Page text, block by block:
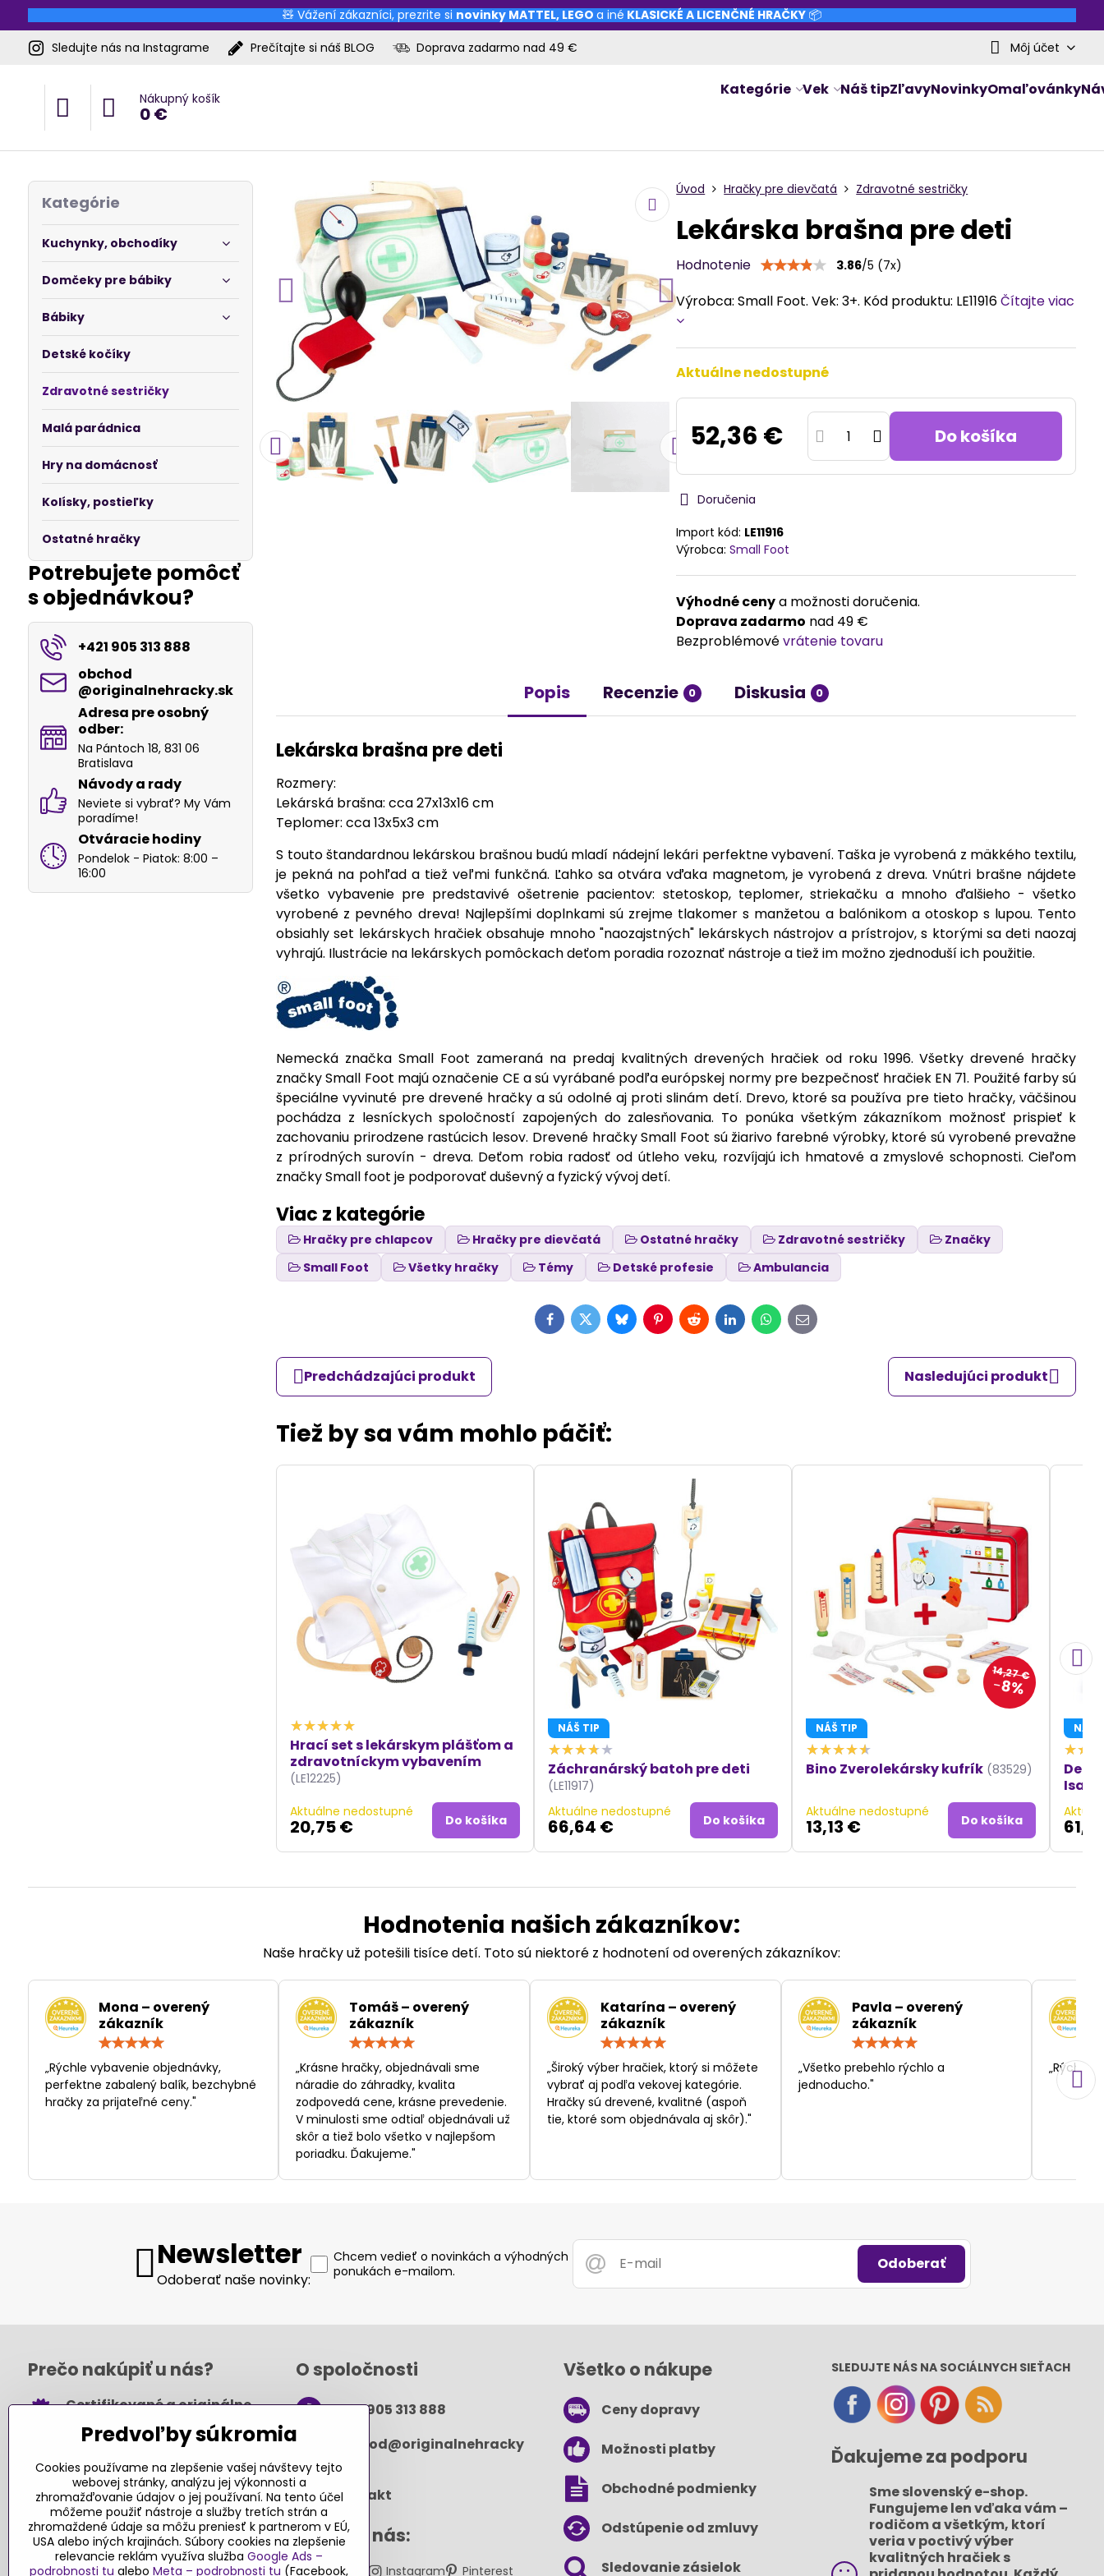
🧸 Vážení zákazníci, prezrite si novinky MATTEL, LEGO a iné KLASICKÉ A LICENČNÉ HRAČKY📦
Sledujte nás na Instagrame
Prečítajte si náš BLOG Doprava zadarmo nad 49 € Môj účet
Nákupný košík
0 €
Kategórie Vek Náš tipZľavyNovinkyOmaľovánky
Úvod Hračky pre dievčatá Zdravotné sestričky
Lekárska brašna pre deti
Hodnotenie 3.86/5 (7x)
Výrobca: Small Foot. Vek: 3+. Kód produktu: LE11916Čítajte viac
Aktuálne nedostupné
52,36 € Do košíka
Doručenia
Import kód: LE11916
Výrobca:Small Foot
Výhodné cenya možnosti doručenia.
Doprava zadarmo nad 49 €
Bezproblémovévrátenie tovaru
Popis Recenzie 0 Diskusia 0
Lekárska brašna pre deti
Rozmery:
Lekárská brašna: cca 27x13x16 cm
Teplomer: cca 13x5x3 cm
S touto štandardnou lekárskou brašnou budú mladí nádejní lekári perfektne vybavení. Taška je vyrobená z mäkkého textilu,
je pekná na pohľad a tiež veľmi funkčná. Ľahko sa otvára vďaka magnetom, je vyrobená z dreva. Vnútri brašne nájdete
všetko vybavenie pre predstavivé ošetrenie pacientov: stetoskop, teplomer, striekačku a mnoho ďalšieho - všetko
vyrobené z pevného dreva! Najlepšími doplnkami sú zrejme tlakomer s manžetou a balónikom a otoskop s lupou. Tento
obsiahly set lekárskych hračiek obsahuje mnoho "naozajstných" lekárskych nástrojov a prístrojov, s ktorými sa deti naozaj
vyhrajú. Ilustrácie na lekárskych pomôckach deťom poradia rozoznať nástroje a tiež im možno zjednoduší ich použitie.
Nemecká značka Small Foot zameraná na predaj kvalitných drevených hračiek od roku 1996. Všetky drevené hračky
značky Small Foot majú označenie CE a sú vyrábané podľa európskej normy pre bezpečnosť hračiek EN 71. Použité farby sú
špeciálne vyvinuté pre drevené hračky a sú odolné aj proti slinám detí. Drevo, ktoré sa používa pre tieto hračky, väčšinou
pochádza z lesníckych spoločností zapojených do zalesňovania. To ponúka všetkým zákazníkom možnosť prispieť k
zachovaniu prirodzene rastúcich lesov. Drevené hračky Small Foot sú žiarivo farebné výrobky, ktoré sú vyrobené prevažne
z prírodných surovín - dreva. Deťom robia radosť od útleho veku, rozvíjajú ich hmatové a zmyslové schopnosti. Cieľom
značky Small foot je podporovať duševný a fyzický vývoj detí.
Viac z kategórie
Hračky pre chlapcov Hračky pre dievčatá Ostatné hračky Zdravotné sestričky
Značky
Small Foot
Všetky hračky Témy Detské profesie Ambulancia
Facebook
TwitterBlueskyPinterest
RedditLinkedInWhatsApp
E-
mail
Predchádzajúci produkt Nasledujúci produkt
Tiež by sa vám mohlo páčiť:
Hrací set s lekárskym plášťom a
zdravotníckym vybavením
(LE12225)
Aktuálne nedostupné
20,75 € Do košíka
NÁŠ TIP
Záchranárský batoh pre deti
(LE11917)
Aktuálne nedostupné
66,64 € Do košíka
14,27 €
8%
NÁŠ TIP
Bino Zverolekársky kufrík (83529)
Aktuálne nedostupné
13,13 € Do košíka
NÁŠ
Kategórie
Kuchynky, obchodíky
Domčeky pre bábiky
Bábiky
Detské kočíky
Zdravotné sestričky
Malá parádnica
Hry na domácnosť
Kolísky, postieľky
Ostatné hračky
Potrebujete pomôcť
s objednávkou?
+421 905 313 888
obchod​
@originalnehracky​.sk
Adresa pre osobný
odber:
Na Pántoch 18, 831 06
Bratislava
Návody a rady
Neviete si vybrať? My Vám
poradíme!
Otváracie hodiny
Pondelok - Piatok: 8:00 –
16:00
Hodnotenia našich zákazníkov:
Naše hračky už potešili tisíce detí. Toto sú niektoré z hodnotení od overených zákazníkov:
Mona – overený
zákazník
/
5
„Rýchle vybavenie objednávky,
perfektne zabalený balík, bezchybné
hračky za prijateľné ceny."
Tomáš – overený
zákazník
/
„Krásne hračky, objednávali sme
náradie do záhradky, kvalita
zodpovedá cene, krásne prevedenie.
V minulosti sme odtiaľ objednávali už
skôr a tiež bolo všetko v najlepšom
poriadku. Ďakujeme."
Katarína – overený
zákazník
/
5
„Široký výber hračiek, ktorý si môžete
vybrať aj podľa vekovej kategórie.
Hračky sú drevené, kvalitné (aspoň
tie, ktoré som objednávala aj skôr)."
Pavla – overený
zákazník
„Všetko prebehlo rýchlo a
jednoducho."
Newsletter
Odoberať naše novinky:
Odoberať
Chcem vedieť o novinkách a výhodných
ponukách e-mailom.
Prečo nakúpiť u nás?
Certifikované a originálne
Takmer 100% spokojných
zákazníkov
Pri nákupe nad 49 € doprava
zadarmo
Návody a tipy
O spoločnosti
+421 905 313 888
obchod​@originalnehracky​
.sk
Kontakt
Sledujte nás:
Facebook Instagram Pinterest
Všetko o nákupe
Ceny dopravy
Možnosti platby
Obchodné podmienky
Odstúpenie od zmluvy
Sledovanie zásielok
SLEDUJTE NÁS NA SOCIÁLNYCH SIEŤACH
Ďakujeme za podporu
Sme slovenský e-shop​.
Fungujeme len vďaka vám –
rodičom a všetkým, ktorí
veria v poctivý výber
kvalitných hračiek s
Predvoľby súkromia
Cookies používame na zlepšenie vašej návštevy tejto
webovej stránky, analýzu jej výkonnosti a
zhromažďovanie údajov o jej používaní. Na tento účel
môžeme použiť nástroje a služby tretích strán a
zhromaždené údaje sa môžu preniesť k partnerom v EÚ,
USA alebo iných krajinách. Súbory cookies na zlepšenie
relevancie reklám využíva služba Google Ads –
podrobnosti tu alebo Meta – podrobnosti tu (Facebook,